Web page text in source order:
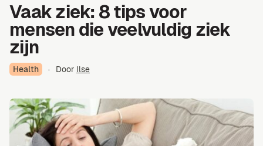
Vaak ziek: 8 tips voor
mensen die veelvuldig ziek
zijn
Health · Door Ilse